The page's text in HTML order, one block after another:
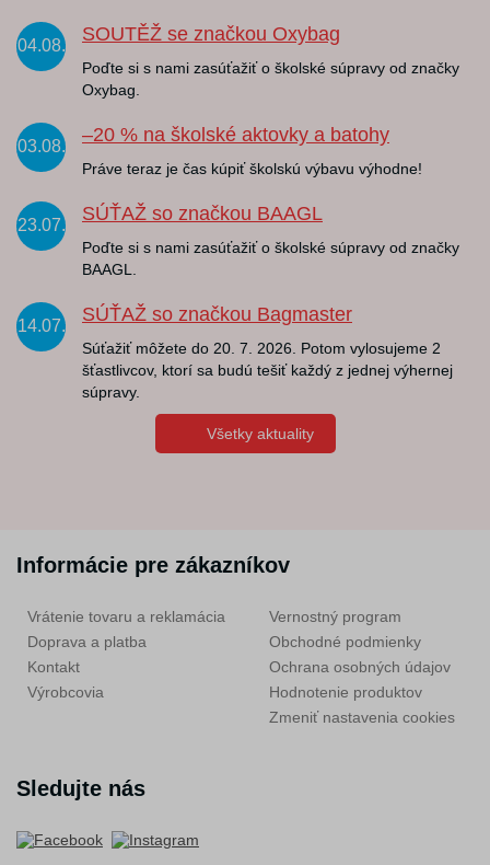
04.08.
SOUTĚŽ se značkou Oxybag
Poďte si s nami zasúťažiť o školské súpravy od značky
Oxybag.
03.08.
–20 % na školské aktovky a batohy
Práve teraz je čas kúpiť školskú výbavu výhodne!
23.07.
SÚŤAŽ so značkou BAAGL
Poďte si s nami zasúťažiť o školské súpravy od značky
BAAGL.
14.07.
SÚŤAŽ so značkou Bagmaster
Súťažiť môžete do 20. 7. 2026. Potom vylosujeme 2
šťastlivcov, ktorí sa budú tešiť každý z jednej výhernej
súpravy.
Všetky aktuality
Informácie pre zákazníkov
Vrátenie tovaru a reklamácia
Doprava a platba
Kontakt
Výrobcovia
Vernostný program
Obchodné podmienky
Ochrana osobných údajov
Hodnotenie produktov
Zmeniť nastavenia cookies
Sledujte nás